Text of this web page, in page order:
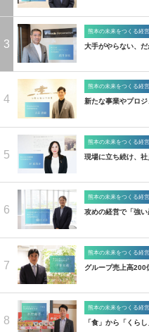
3
熊本の未来をつくる経
大手がやらない、
4
熊本の未来をつくる経
新たな事業やプロ
5
熊本の未来をつくる経
現場に立ち続け、
6
熊本の未来をつくる経
攻めの経営で「強
7
熊本の未来をつくる経
グループ売上高200
8
熊本の未来をつくる経
「食」から「くら